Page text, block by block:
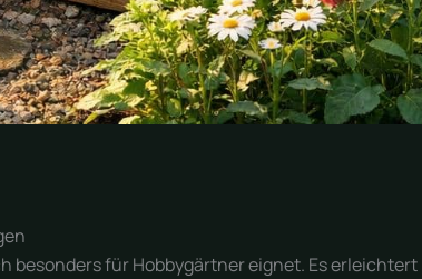
besonders für Hobbygärtner eignet. Es erleichtert